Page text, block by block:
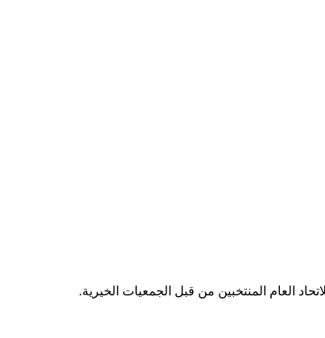
العام المنتخبين من قبل الجمعيات الخيرية.